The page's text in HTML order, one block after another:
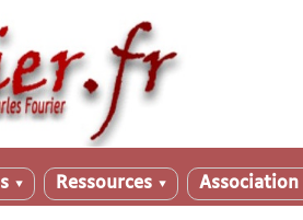
▼ Ressources ▼ Association